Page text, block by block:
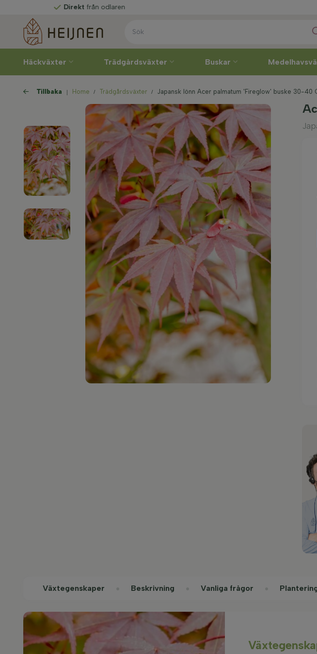
Direktfrån odlaren
Häckväxter Trädgårdsväxter Buskar
Tillbaka Home Trädgårdsväxter Japansk lönn Acer palmatum 'Fireglow' buske 30-40
Växtegenskaper Beskrivning Vanliga frågor